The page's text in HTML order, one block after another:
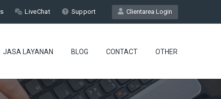
Clientarea Login
LiveChat Support
JASA LAYANAN BLOG CONTACT OTHER